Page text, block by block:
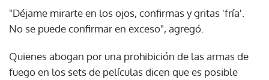
"Déjame mirarte en los ojos, confirmas y gritas 'fría'.
No se puede confirmar en exceso", agregó.
Quienes abogan por una prohibición de las armas de
fuego en los sets de películas dicen que es posible